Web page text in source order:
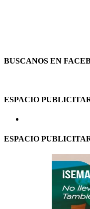
BUSCANOS EN
ESPACIO
ESPACIO